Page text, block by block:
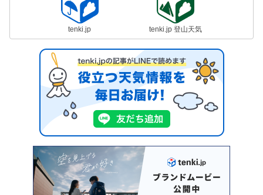
tenki.jp tenki.jp 登山天気